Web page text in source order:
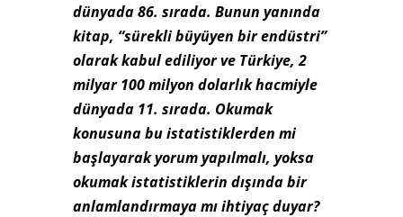
dünyada 86. sırada. Bunun yanında
kitap, “sürekli büyüyen bir endüstri”
olarak kabul ediliyor ve Türkiye, 2
milyar 100 milyon dolarlık hacmiyle
dünyada 11. sırada. Okumak
konusuna bu istatistiklerden mi
başlayarak yorum yapılmalı, yoksa
okumak istatistiklerin dışında bir
anlamlandırmaya mı ihtiyaç duyar?